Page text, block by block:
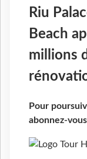
Riu
Beach
millions
Pour
abonnez-